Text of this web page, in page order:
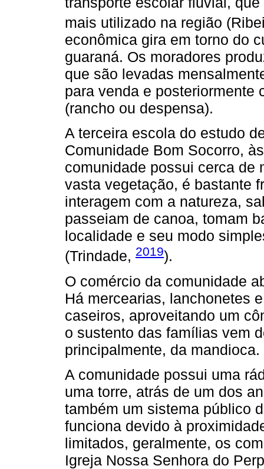
mais utilizado na região
econômica gira em torno do
guaraná. Os moradores
que são levadas
para venda e posteriormente
(rancho ou despensa).
A terceira escola do estudo
Comunidade Bom Socorro,
comunidade possui cerca de
vasta vegetação, é bastante
interagem com a natureza,
passeiam de canoa, tomam
localidade e seu modo
(Trindade, 2019).
O comércio da comunidade
Há mercearias, lanchonetes
caseiros, aproveitando um
o sustento das famílias vem
principalmente, da mandioca.
A comunidade possui uma
uma torre, atrás de um dos
também um sistema público
funciona devido à
limitados, geralmente, os
Igreja Nossa Senhora do